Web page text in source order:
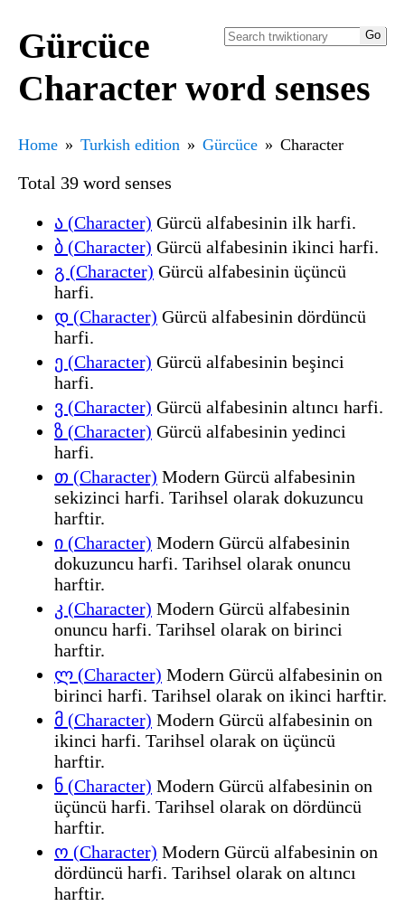
Gürcüce
Character word senses
Home Turkish edition Gürcüce Character
Total 39 word senses
ა (Character) Gürcü alfabesinin ilk harfi.
ბ (Character) Gürcü alfabesinin ikinci harfi.
გ (Character) Gürcü alfabesinin üçüncü
harfi.
დ (Character) Gürcü alfabesinin dördüncü
harfi.
ე (Character) Gürcü alfabesinin beşinci
harfi.
ვ (Character) Gürcü alfabesinin altıncı harfi.
ზ (Character) Gürcü alfabesinin yedinci
harfi.
თ (Character) Modern Gürcü alfabesinin
sekizinci harfi. Tarihsel olarak dokuzuncu
harftir.
ი (Character) Modern Gürcü alfabesinin
dokuzuncu harfi. Tarihsel olarak onuncu
harftir.
კ (Character) Modern Gürcü alfabesinin
onuncu harfi. Tarihsel olarak on birinci
harftir.
ლ (Character) Modern Gürcü alfabesinin on
birinci harfi. Tarihsel olarak on ikinci harftir.
მ (Character) Modern Gürcü alfabesinin on
ikinci harfi. Tarihsel olarak on üçüncü
harftir.
ნ (Character) Modern Gürcü alfabesinin on
üçüncü harfi. Tarihsel olarak on dördüncü
harftir.
ო (Character) Modern Gürcü alfabesinin on
dördüncü harfi. Tarihsel olarak on altıncı
harftir.